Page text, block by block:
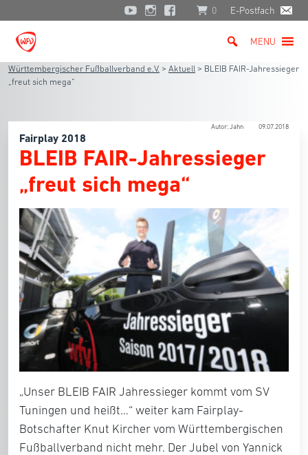
0 E-Postfach
MENU
Württembergischer Fußballverband e.V. > Aktuell > BLEIB FAIR-Jahressieger
„freut sich mega“
Autor: Jahn 09.07.2018
Fairplay 2018
BLEIB FAIR-Jahressieger
„freut sich mega“
„Unser BLEIB FAIR Jahressieger kommt vom SV
Tuningen und heißt…“ weiter kam Fairplay-
Botschafter Knut Kircher vom Württembergischen
Fußballverband nicht mehr. Der Jubel von Yannick